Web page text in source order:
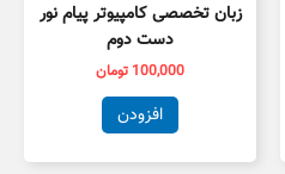
زبان تخصصی کامپیوتر پیام نور
دست دوم
100,000 تومان
افزودن